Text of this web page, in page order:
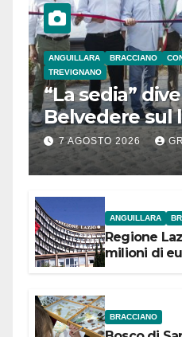
ANGUILLARA BRACCIANO
TREVIGNANO
“La sedia”
Belvedere sul
Bracciano: ieri
7 AGOSTO 2026
ANGUILLARA
Regione
milioni di
BRACCIANO